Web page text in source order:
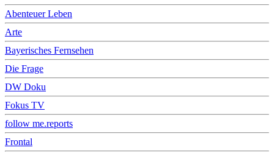
Abenteuer Leben
Arte
Bayerisches Fernsehen
Die Frage
DW Doku
Fokus TV
follow me.reports
Frontal